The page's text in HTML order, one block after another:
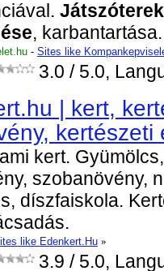
Játszóterek
, karbantartása.
- Sites like
3.0 / 5.0,
| kert,
kert.
szobanövény,
díszfaiskola.
like Edenkert.Hu »
3.9 / 5.0,